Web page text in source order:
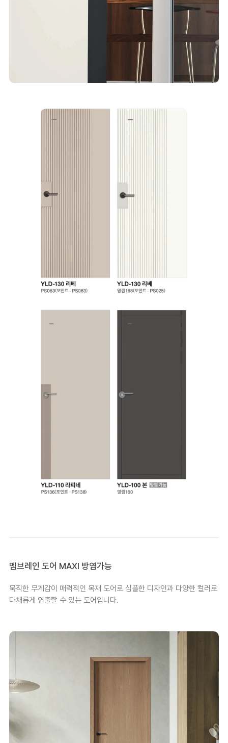
멤브레인 도어 MAXI 방염가능
묵직한 무게감이 매력적인 목재 도어로 심플한 디자인과 다양한 컬러로
다채롭게 연출할 수 있는 도어입니다.